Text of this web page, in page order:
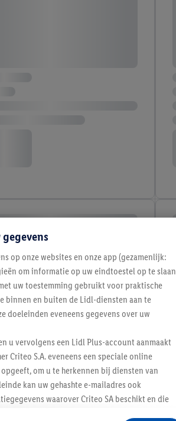
op onze websites en onze app (gezamenlijk:
om informatie op uw eindtoestel op te slaan
uw toestemming gebruikt voor praktische
binnen en buiten de Lidl-diensten aan te
doeleinden eveneens gegevens over uw
u vervolgens een Lidl Plus-account aanmaakt
Criteo S.A. eveneens een speciale online
om u te herkennen bij diensten van
kan uw gehashte e-mailadres ook
waarover Criteo SA beschikt en die